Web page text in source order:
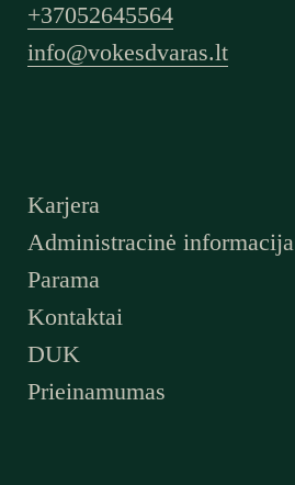
+37052645564
info@vokesdvaras.lt
Karjera
Administracinė informacija
Parama
Kontaktai
DUK
Prieinamumas